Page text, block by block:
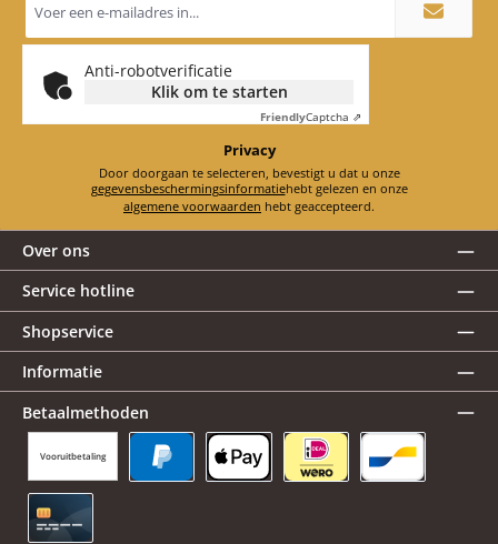
mailadres
Anti-robotverificatie
Klik om te starten
FriendlyCaptcha ⇗
Privacy
Door doorgaan te selecteren, bevestigt u dat u onze
gegevensbeschermingsinformatie
hebt gelezen en onze
algemene voorwaarden hebt geaccepteerd.
Over ons
Service hotline
Shopservice
Informatie
Betaalmethoden
Vooruitbetaling